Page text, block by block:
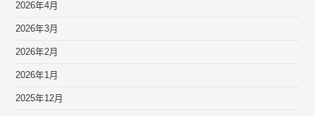
2026年4月
2026年3月
2026年2月
2026年1月
2025年12月